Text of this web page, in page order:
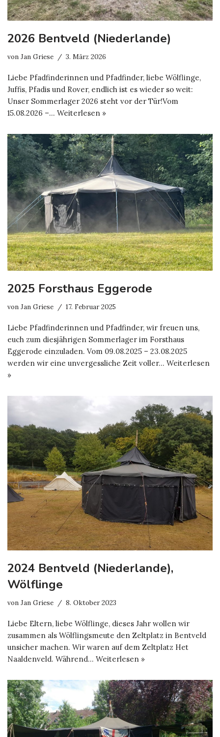
2026 Bentveld (Niederlande)
von Jan Griese 3. März 2026
Liebe Pfadfinderinnen und Pfadfinder, liebe Wölflinge,
Juffis, Pfadis und Rover, endlich ist es wieder so weit:
Unser Sommerlager 2026 steht vor der Tür!Vom
15.08.2026 –… Weiterlesen »
2025 Forsthaus Eggerode
von Jan Griese 17. Februar 2025
Liebe Pfadfinderinnen und Pfadfinder, wir freuen uns,
euch zum diesjährigen Sommerlager im Forsthaus
Eggerode einzuladen. Vom 09.08.2025 – 23.08.2025
werden wir eine unvergessliche Zeit voller… Weiterlesen
»
2024 Bentveld (Niederlande),
Wölflinge
von Jan Griese 8. Oktober 2023
Liebe Eltern, liebe Wölflinge, dieses Jahr wollen wir
zusammen als Wölflingsmeute den Zeltplatz in Bentveld
unsicher machen. Wir waren auf dem Zeltplatz Het
Naaldenveld. Während… Weiterlesen »